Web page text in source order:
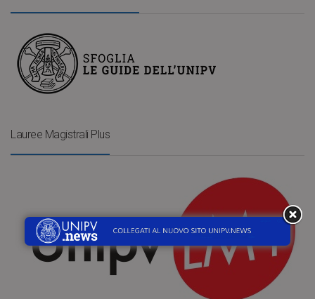
Lauree Magistrali Plus